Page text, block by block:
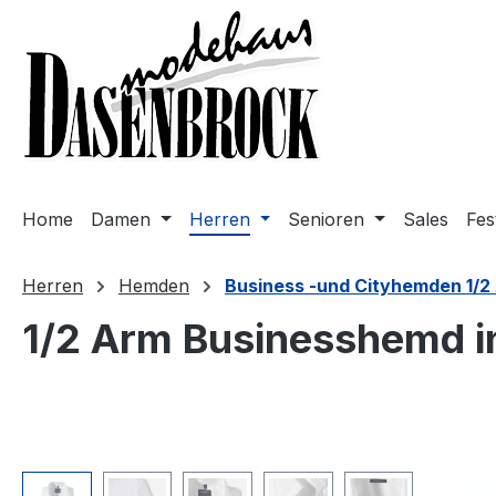
Hauptinhalt springen
Zur Hauptnavigation springen
Home Damen Herren Senioren Sales
Herren Hemden Business -und Cityhemden 1/2
1/2 Arm Businesshemd
Bildergalerie überspringen